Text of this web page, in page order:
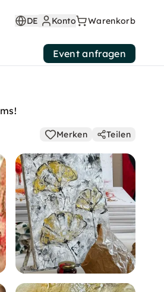
DE Konto Warenkorb
Event anfragen
Merken Teilen